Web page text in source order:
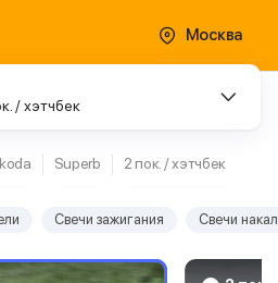
Москва
/ хэтчбек
Superb 2 пок. / хэтчбек
Свечи зажигания Свечи